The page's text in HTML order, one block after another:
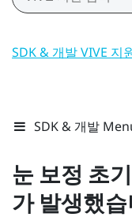
SDK & 개발 VIVE 지
SDK & 개발
눈 보정 초
가 발생했